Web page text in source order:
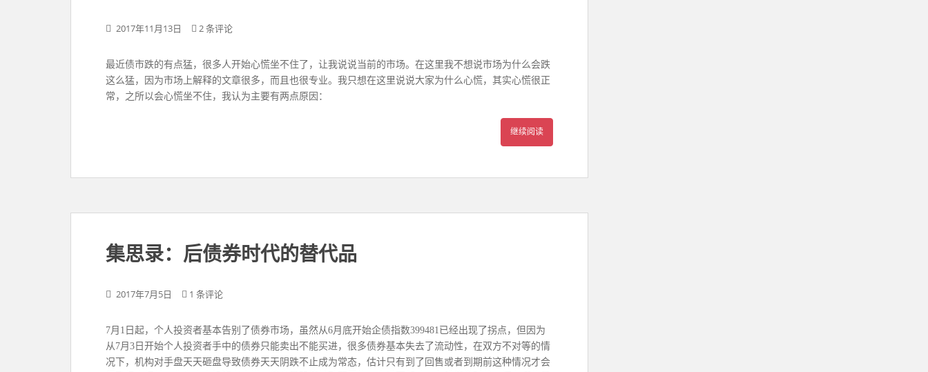
2017年11月13日 2 条评论
最近债市跌的有点猛，很多人开始心慌坐不住了，让我说说当前的市场。在这里我不想说市场为什么会跌
这么猛，因为市场上解释的文章很多，而且也很专业。我只想在这里说说大家为什么心慌，其实心慌很正
常，之所以会心慌坐不住，我认为主要有两点原因：
继续阅读
集思录：后债券时代的替代品
2017年7月5日 1 条评论
7月1日起，个人投资者基本告别了债券市场，虽然从6月底开始企债指数399481已经出现了拐点，但因为
从7月3日开始个人投资者手中的债券只能卖出不能买进，很多债券基本失去了流动性，在双方不对等的情
况下，机构对手盘天天砸盘导致债券天天阴跌不止成为常态，估计只有到了回售或者到期前这种情况才会